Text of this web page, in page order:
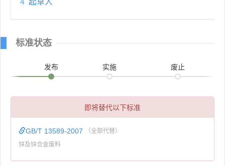
4 起草人
标准状态
发布 实施 废止
即将替代以下标准
GB/T 13589-2007 （全部代替）
锌及锌合金废料